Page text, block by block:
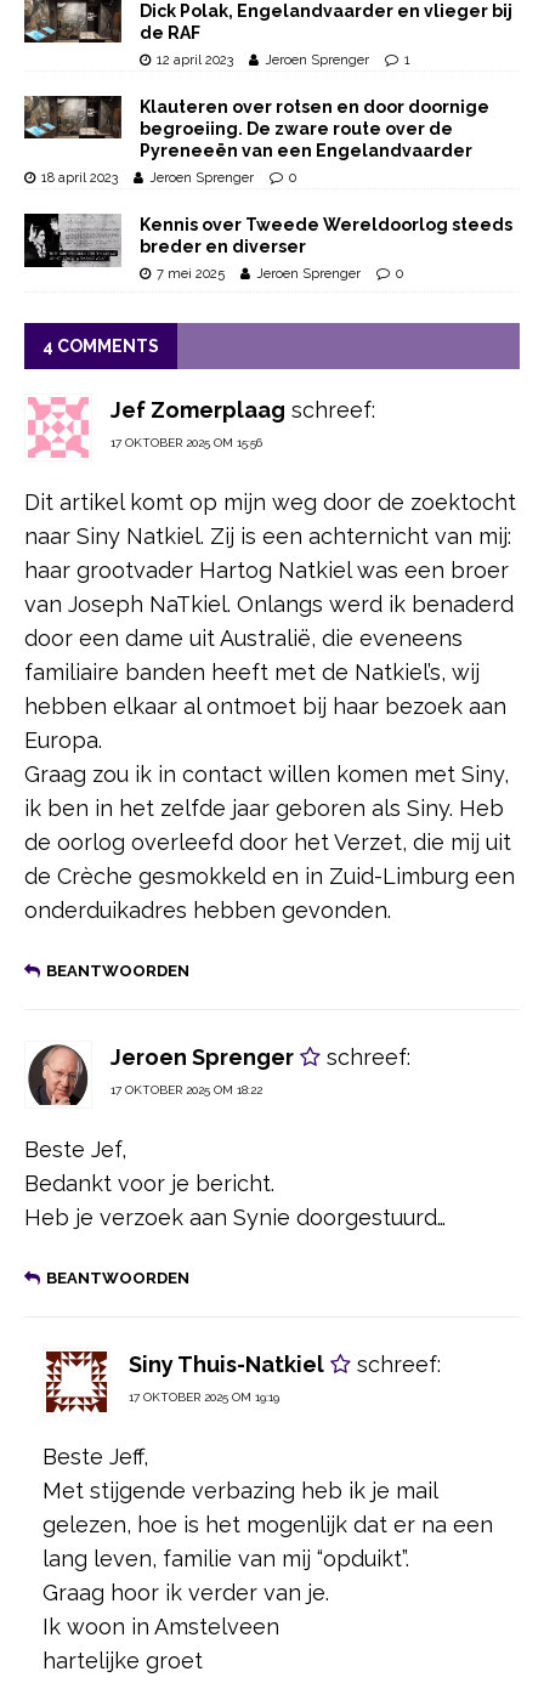
Dick Polak, Engelandvaarder en vlieger bij
de RAF
12 april 2023 Jeroen Sprenger 1
Klauteren over rotsen en door doornige
begroeiing. De zware route over de
Pyreneeën van een Engelandvaarder
18 april 2023 Jeroen Sprenger 0
Kennis over Tweede Wereldoorlog steeds
breder en diverser
7 mei 2025 Jeroen Sprenger 0
4 COMMENTS
Jef Zomerplaag schreef:
17 OKTOBER 2025 OM 15:56
Dit artikel komt op mijn weg door de zoektocht
naar Siny Natkiel. Zij is een achternicht van mij:
haar grootvader Hartog Natkiel was een broer
van Joseph NaTkiel. Onlangs werd ik benaderd
door een dame uit Australië, die eveneens
familiaire banden heeft met de Natkiel’s, wij
hebben elkaar al ontmoet bij haar bezoek aan
Europa.
Graag zou ik in contact willen komen met Siny,
ik ben in het zelfde jaar geboren als Siny. Heb
de oorlog overleefd door het Verzet, die mij uit
de Crèche gesmokkeld en in Zuid-Limburg een
onderduikadres hebben gevonden.
BEANTWOORDEN
Jeroen Sprenger schreef:
17 OKTOBER 2025 OM 18:22
Beste Jef,
Bedankt voor je bericht.
Heb je verzoek aan Synie doorgestuurd…
BEANTWOORDEN
Siny Thuis-Natkiel schreef:
17 OKTOBER 2025 OM 19:19
Beste Jeff,
Met stijgende verbazing heb ik je mail
gelezen, hoe is het mogenlijk dat er na een
lang leven, familie van mij “opduikt”.
Graag hoor ik verder van je.
Ik woon in Amstelveen
hartelijke groet